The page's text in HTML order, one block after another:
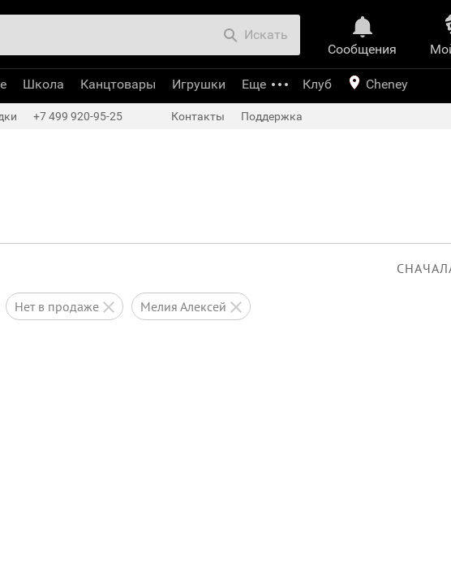
нет в продаже Мелия Алексей
Сообщения
Искать
Школа Канцтовары Игрушки Еще Клуб Cheney
+7 499 920-95-25 Контакты Поддержка